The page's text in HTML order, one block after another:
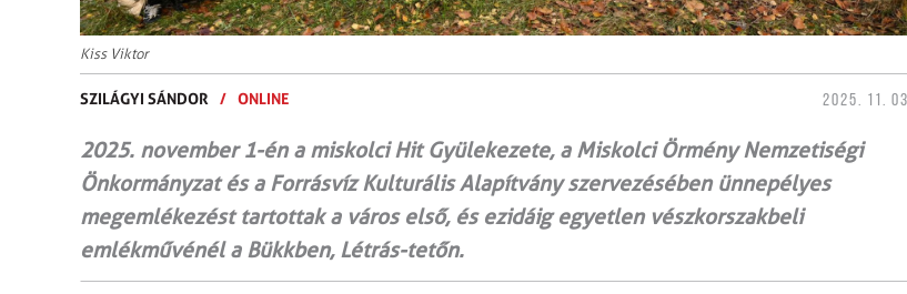
Kiss Viktor
SZILÁGYI SÁNDOR / ONLINE 2025. 11.
2025. november 1-én a miskolci Hit Gyülekezete, a Miskolci Örmény Nemzetiségi
Önkormányzat és a Forrásvíz Kulturális Alapítvány szervezésében ünnepélyes
megemlékezést tartottak a város első, és ezidáig egyetlen vészkorszakbeli
emlékművénél a Bükkben, Létrás-tetőn.